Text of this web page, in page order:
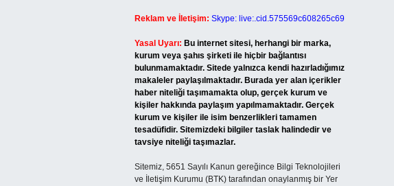
Reklam ve İletişim: Skype: live:.cid.575569c608265c69
Yasal Uyarı: Bu internet sitesi, herhangi bir marka,
kurum veya şahıs şirketi ile hiçbir bağlantısı
bulunmamaktadır. Sitede yalnızca kendi hazırladığımız
makaleler paylaşılmaktadır. Burada yer alan içerikler
haber niteliği taşımamakta olup, gerçek kurum ve
kişiler hakkında paylaşım yapılmamaktadır. Gerçek
kurum ve kişiler ile isim benzerlikleri tamamen
tesadüfidir. Sitemizdeki bilgiler taslak halindedir ve
tavsiye niteliği taşımazlar.
Sitemiz, 5651 Sayılı Kanun gereğince Bilgi Teknolojileri
ve İletişim Kurumu (BTK) tarafından onaylanmış bir Yer